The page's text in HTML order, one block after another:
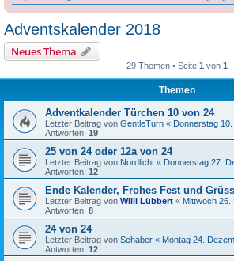
Adventskalender 2018
Neues Thema
29 Themen • Seite 1 von 1
Themen
Adventkalender Türchen 10 von 24
Letzter Beitrag von GentleTurn « Donnerstag
Antworten: 19
25 von 24 oder 12a von 24
Letzter Beitrag von Nordlicht « Donnerstag 27.
Antworten: 12
Ende Kalender, Frohes Fest und
Letzter Beitrag von Willi Lübbert « Mittwoch 26.
Antworten: 8
24 von 24
Letzter Beitrag von Schaber « Montag 24.
Antworten: 12